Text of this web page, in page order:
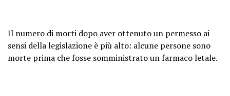
Il numero di morti dopo aver ottenuto un permesso ai
sensi della legislazione è più alto: alcune persone sono
morte prima che fosse somministrato un farmaco letale.